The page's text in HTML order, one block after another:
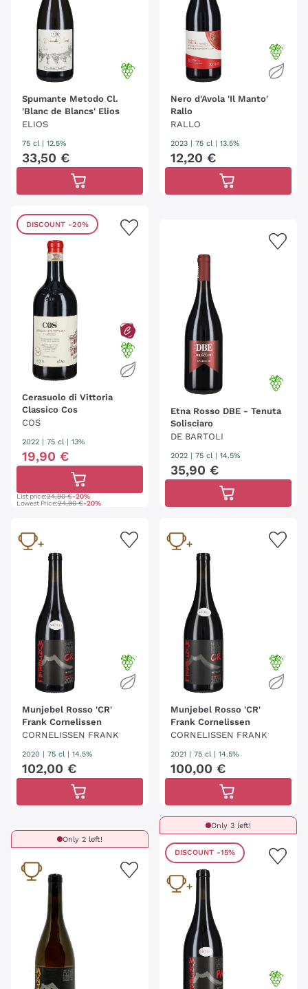
Spumante Metodo Cl.
'Blanc de Blancs' Elios
ELIOS
75 cl | 12.5%
33,50 €
Nero d'Avola 'Il Manto'
Rallo
RALLO
2023 75 cl | 13.5%
12,20 €
DISCOUNT -20%
Cerasuolo di Vittoria
Classico Cos
COS
2022 75 cl | 13%
19,90 €
List price:24,90 €-20%
Lowest Price:24,90 €-20%
Etna Rosso DBE - Tenuta
Solisciaro
DE BARTOLI
2022 75 cl | 14.5%
35,90 €
Munjebel Rosso 'CR'
Frank Cornelissen
CORNELISSEN FRANK
2020 75 cl | 14.5%
102,00 €
Munjebel Rosso 'CR'
Frank Cornelissen
CORNELISSEN FRANK
2021 75 cl | 14.5%
100,00 €
Only 2 left!
Only 3 left!
DISCOUNT -15%